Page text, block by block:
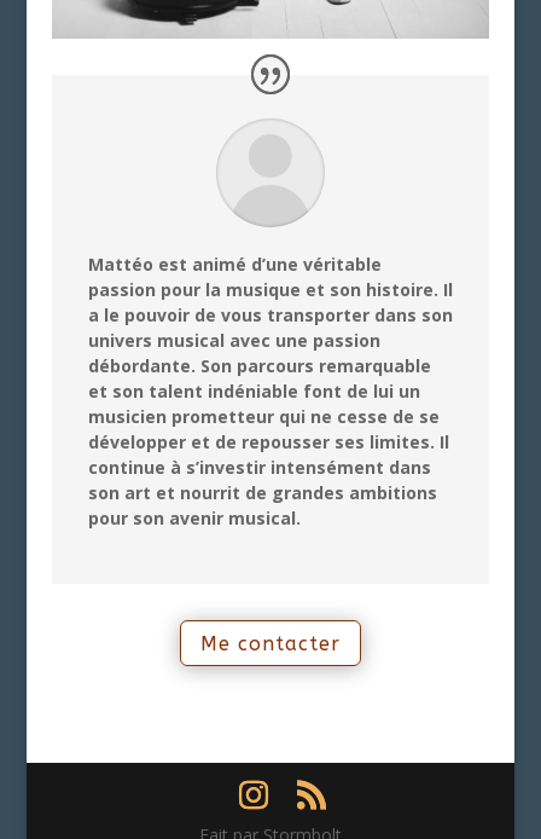
Mattéo est animé d’une véritable
passion pour la musique et son histoire. Il
a le pouvoir de vous transporter dans son
univers musical avec une passion
débordante. Son parcours remarquable
et son talent indéniable font de lui un
musicien prometteur qui ne cesse de se
développer et de repousser ses limites. Il
continue à s’investir intensément dans
son art et nourrit de grandes ambitions
pour son avenir musical.
Me contacter